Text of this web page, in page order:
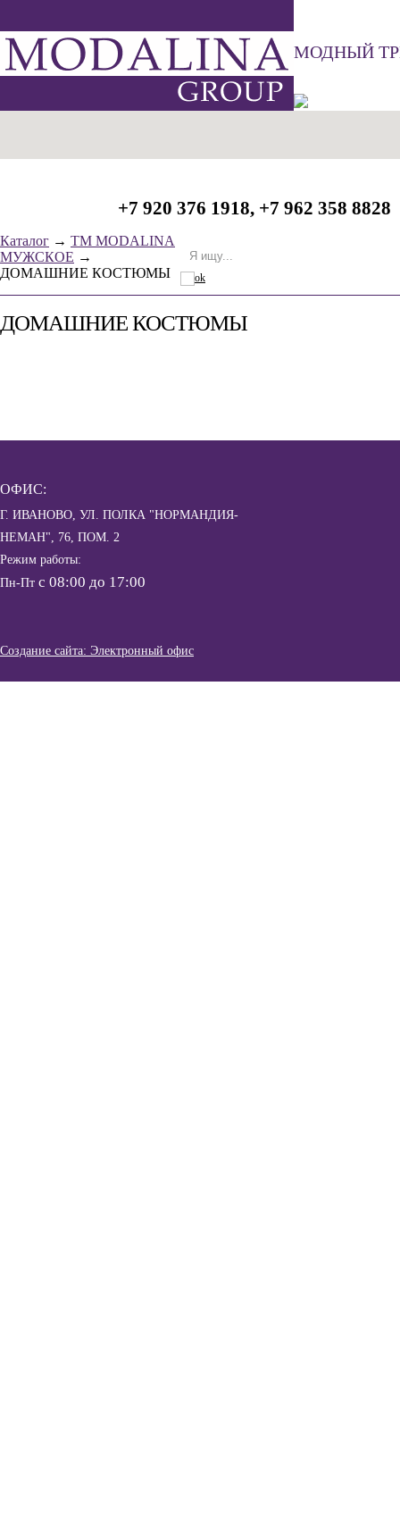
МОДНЫЙ
+7 920 376 1918, +7 962 358 8828
Каталог → ТМ MODALINA
МУЖСКОЕ →
ДОМАШНИЕ КОСТЮМЫ
ДОМАШНИЕ КОСТЮМЫ
ОФИС:
Г. ИВАНОВО, УЛ. ПОЛКА "НОРМАНДИЯ-
НЕМАН", 76, ПОМ. 2
Режим работы:
Пн-Пт с 08:00 до 17:00
Создание сайта: Электронный офис